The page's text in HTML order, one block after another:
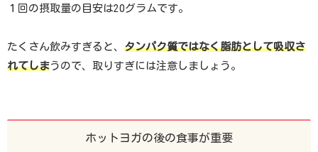
１回の摂取量の目安は20グラムです。
たくさん飲みすぎると、 タンパク質ではなく脂肪として吸収さ
れてしまうので、取りすぎには注意しましょう。
ホットヨガの後の食事が重要